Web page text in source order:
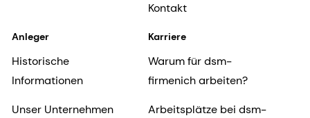
Kontakt
Anleger
Historische
Informationen
Unser Unternehmen
Karriere
Warum für dsm-
firmenich arbeiten?
Arbeitsplätze bei dsm-